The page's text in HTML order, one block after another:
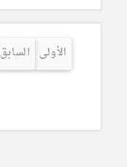
الأولى السابق